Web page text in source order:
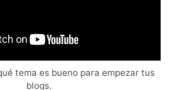
tema es bueno para empezar tus
blogs.